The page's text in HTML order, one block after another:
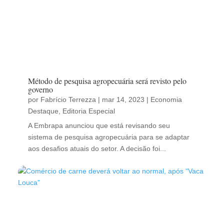
Método de pesquisa agropecuária será revisto pelo
governo
por Fabrício Terrezza | mar 14, 2023 | Economia
Destaque
Editoria Especial
A Embrapa anunciou que está revisando seu
sistema de pesquisa agropecuária para se adaptar
aos desafios atuais do setor. A decisão foi...